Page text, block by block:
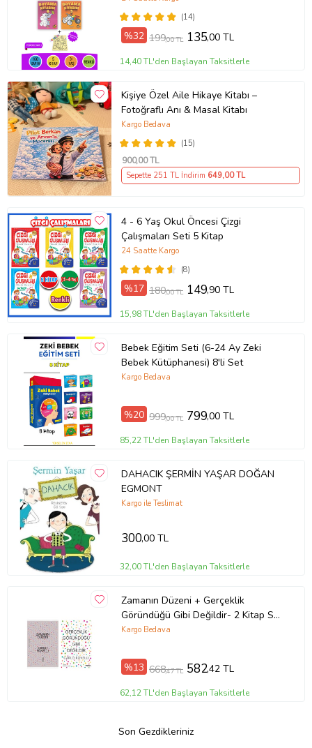
(14)
%32 199,00 TL 135,00 TL
14,40 TL'den Başlayan Taksitlerle
Kişiye Özel Aile Hikaye Kitabı –
Fotoğraflı Anı & Masal Kitabı
(15)
Kargo Bedava
900,00 TL
Sepette 251 TL İndirim 649,00 TL
4 - 6 Yaş Okul Öncesi Çizgi
Çalışmaları Seti 5 Kitap
(8)
24 Saatte Kargo
%17 180,00 TL 149,90 TL
15,98 TL'den Başlayan Taksitlerle
Bebek Eğitim Seti (6-24 Ay Zeki
Bebek Kütüphanesi) 8'li Set
Kargo Bedava
%20 999,00 TL 799,00 TL
85,22 TL'den Başlayan Taksitlerle
DAHACIK ŞERMİN YAŞAR DOĞAN
EGMONT
Kargo ile Teslimat
300,00 TL
32,00 TL'den Başlayan Taksitlerle
Zamanın Düzeni + Gerçeklik
Göründüğü Gibi Değildir- 2 Kitap Set
- Iş Bankası Özel Set Zamanın
Kargo Bedava
%13 668,47 TL 582,42 TL
62,12 TL'den Başlayan Taksitlerle
Son Gezdikleriniz